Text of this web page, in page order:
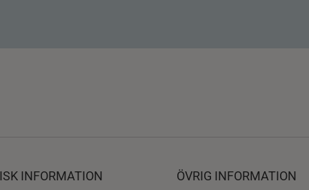
INFORMATION ÖVRIG INFORMATION